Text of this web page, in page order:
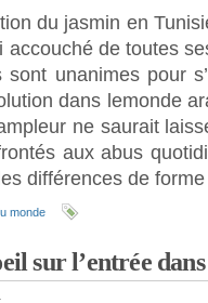
du jasmin en
accouché de toutes
sont unanimes pour
dans lemonde
ne saurait
aux abus
différences de
monde
sur l’entrée